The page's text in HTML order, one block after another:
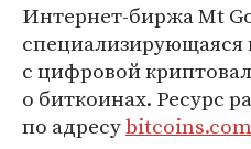
Интернет-биржа Mt
специализирующаяся
с цифровой
о биткоинах. Ресурс
по адресуbitcoins.com